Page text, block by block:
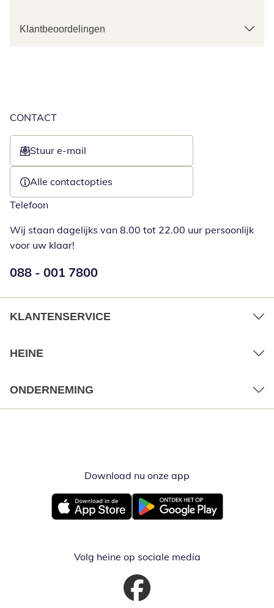
Klantbeoordelingen
CONTACT
Stuur e-mail
Opent e-mailclient
Alle contactopties
Telefoon
Wij staan dagelijks van 8.00 tot 22.00 uur persoonlijk
voor uw klaar!
Telefoonnummer:
088 - 001 7800
KLANTENSERVICE
HEINE
ONDERNEMING
Download nu onze app
Opent in nieuw vensterOpent in nieuw venster
Volg heine op sociale media
Opent in nieuw venster